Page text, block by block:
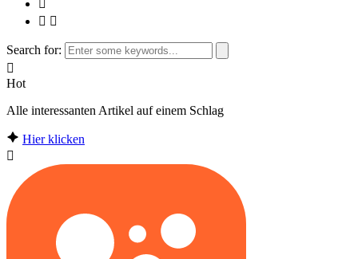
Search for:
Hot
Alle interessanten Artikel auf einem Schlag
Hier klicken